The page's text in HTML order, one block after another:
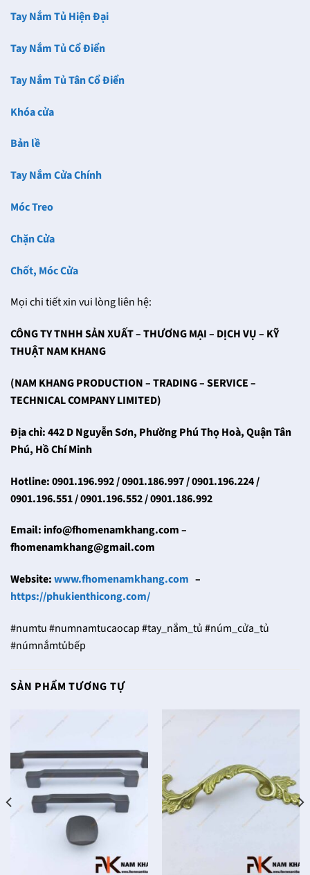
Tay Nắm Tủ Hiện Đại
Tay Nắm Tủ Cổ Điển
Tay Nắm Tủ Tân Cổ Điển
Khóa cửa
Bản lề
Tay Nắm Cửa Chính
Móc Treo
Chặn Cửa
Chốt, Móc Cửa
Mọi chi tiết xin vui lòng liên hệ:
CÔNG TY TNHH SẢN XUẤT – THƯƠNG MẠI – DỊCH VỤ – KỸ
THUẬT NAM KHANG
(NAM KHANG PRODUCTION – TRADING – SERVICE –
TECHNICAL COMPANY LIMITED)
Địa chỉ: 442 D Nguyễn Sơn, Phường Phú Thọ Hoà, Quận Tân
Phú, Hồ Chí Minh
Hotline: 0901.196.992 / 0901.186.997 / 0901.196.224 /
0901.196.551 / 0901.196.552 / 0901.186.992
Email: info@fhomenamkhang.com –
fhomenamkhang@gmail.com
Website:www.fhomenamkhang.com –
https://phukienthicong.com/
#numtu #numnamtucaocap #tay_nắm_tủ #núm_cửa_tủ
#númnắmtủbếp
SẢN PHẨM TƯƠNG TỰ